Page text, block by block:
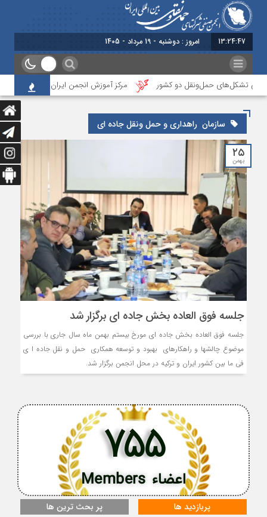
13:24:48 امروز : دوشنبه - 19 مرداد - 1405
تشکل‌‌های حمل‌ونقل دو کشور مرکز آموزش انجمن ایران، نخستین آزمون
سازمان راهداری و حمل ونقل جاده ای
۲۵
بهمن
جلسه فوق العاده بخش جاده ای برگزار شد
جلسه فوق العاده بخش جاده ای مورخ بیستم بهمن ماه سال جاری با بررسی
موضوع چالشها و راهکارهای بهبود و توسعه همکاری حمل و نقل جاده ا ی
فی ما بين کشور ايران و ترکيه در محل انجمن برگزار شد.
اعضاء Members
755
پربازدید ها پر بحث ترین ها